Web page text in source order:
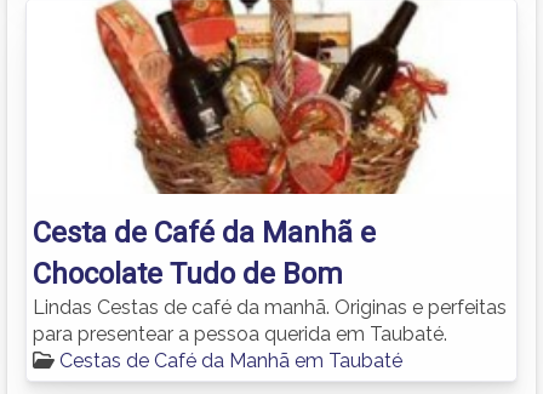
Cesta de Café da Manhã e
Chocolate Tudo de Bom
Lindas Cestas de café da manhã. Originas e perfeitas
para presentear a pessoa querida em Taubaté.
Cestas de Café da Manhã em Taubaté